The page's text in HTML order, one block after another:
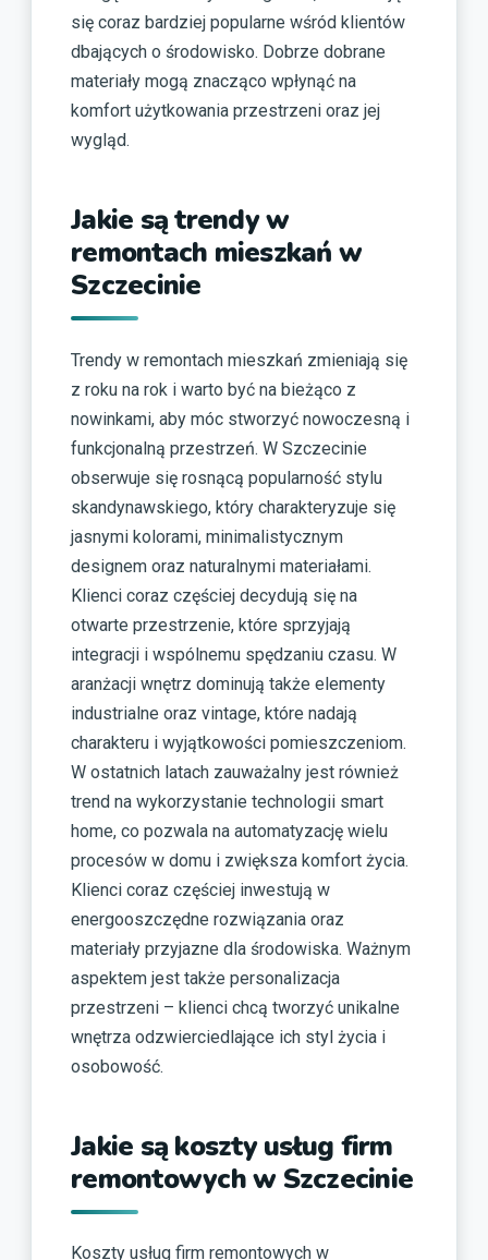
się coraz bardziej popularne wśród klientów
dbających o środowisko. Dobrze dobrane
materiały mogą znacząco wpłynąć na
komfort użytkowania przestrzeni oraz jej
wygląd.
Jakie są trendy w
remontach mieszkań w
Szczecinie
Trendy w remontach mieszkań zmieniają się
z roku na rok i warto być na bieżąco z
nowinkami, aby móc stworzyć nowoczesną i
funkcjonalną przestrzeń. W Szczecinie
obserwuje się rosnącą popularność stylu
skandynawskiego, który charakteryzuje się
jasnymi kolorami, minimalistycznym
designem oraz naturalnymi materiałami.
Klienci coraz częściej decydują się na
otwarte przestrzenie, które sprzyjają
integracji i wspólnemu spędzaniu czasu. W
aranżacji wnętrz dominują także elementy
industrialne oraz vintage, które nadają
charakteru i wyjątkowości pomieszczeniom.
W ostatnich latach zauważalny jest również
trend na wykorzystanie technologii smart
home, co pozwala na automatyzację wielu
procesów w domu i zwiększa komfort życia.
Klienci coraz częściej inwestują w
energooszczędne rozwiązania oraz
materiały przyjazne dla środowiska. Ważnym
aspektem jest także personalizacja
przestrzeni – klienci chcą tworzyć unikalne
wnętrza odzwierciedlające ich styl życia i
osobowość.
Jakie są koszty usług firm
remontowych w Szczecinie
Koszty usług firm remontowych w